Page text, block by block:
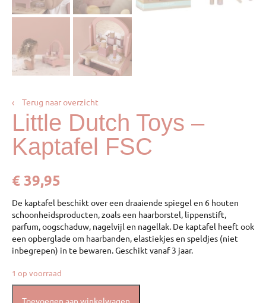
‹ Terug naar overzicht
Little Dutch Toys –
Kaptafel FSC
€39,95
De kaptafel beschikt over een draaiende spiegel en 6 houten
schoonheidsproducten, zoals een haarborstel, lippenstift,
parfum, oogschaduw, nagelvijl en nagellak. De kaptafel heeft ook
een opberglade om haarbanden, elastiekjes en speldjes (niet
inbegrepen) in te bewaren. Geschikt vanaf 3 jaar.
1 op voorraad
Toevoegen aan winkelwagen